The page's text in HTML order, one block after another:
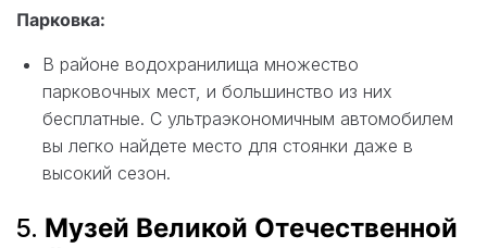
Парковка:
В районе водохранилища множество
парковочных мест, и большинство из них
бесплатные. С ультраэкономичным автомобилем
вы легко найдете место для стоянки даже в
высокий сезон.
5. Музей Великой Отечественной